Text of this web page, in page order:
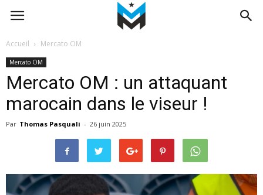
Accueil Mercato OM
Mercato OM
Mercato OM : un attaquant
marocain dans le viseur !
Par Thomas Pasquali - 26 juin 2025